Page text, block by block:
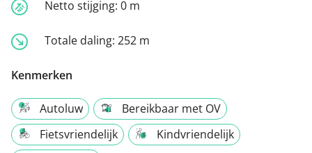
Netto stijging: 0 m
Totale daling: 252 m
Kenmerken
Autoluw
Bereikbaar met OV
Fietsvriendelijk
Kindvriendelijk